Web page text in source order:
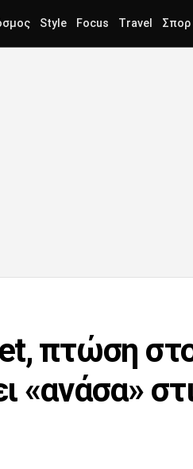
Style Focus Travel Σπορ
πτώση
«ανάσα»